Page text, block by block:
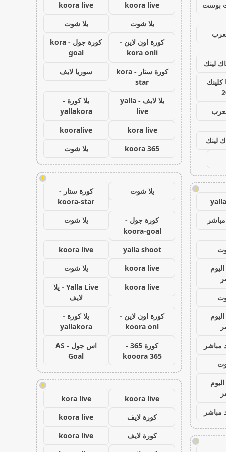
بوست
لينك
لينك
!
مباشر
مباشر
!
koora live
koora live
يلا شوت
يلا شوت
كورة اون لاين -
kora onli
كورة جول - kora
goal
كورة ستار - kora
star
سوريا لايف
يلا لايف - yalla
live
يلا كورة -
yallakora
kora live
kooralive
koora 365
يلا شوت
!
يلا شوت
كورة ستار -
koora-star
كورة جول -
koora-goal
يلا شوت
yalla shoot
koora live
koora live
يلا شوت
koora live
Yalla Live - يلا
لايف
كورة اون لاين -
koora onl
يلا كورة -
yallakora
كورة 365 -
kooora 365
اس جول - AS
Goal
!
koora live
kora live
كورة لايف
koora live
كورة لايف
koora live